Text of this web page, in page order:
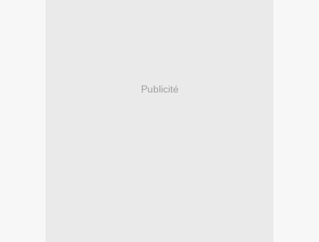
Publicité